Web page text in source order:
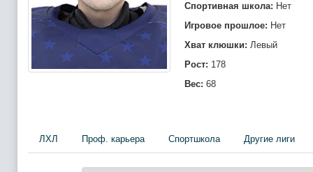
Спортивная школа: Нет
Игровое прошлое: Нет
Хват клюшки: Левый
Рост: 178
Вес: 68
ЛХЛ Проф. карьера Спортшкола Другие лиги